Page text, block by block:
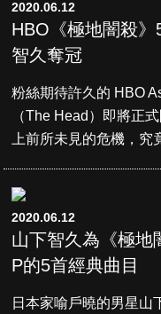
2020.06.12
HBO《極地闇殺
智久奪冠
粉絲期待許久的 HBO
（The Head）即將正
上前所未見的危機，
2020.06.12
山下智久為《極地
P的5首經典曲目
日本家喻戶曉的男星山